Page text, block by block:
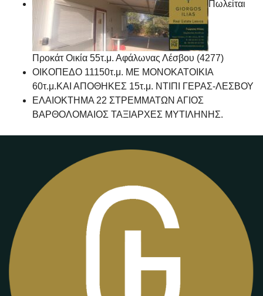
Πωλείται
Προκάτ Οικία 55τ.μ. Αφάλωνας Λέσβου (4277)
ΟΙΚΟΠΕΔΟ 11150τ.μ. ΜΕ ΜΟΝΟΚΑΤΟΙΚΙΑ
60τ.μ.ΚΑΙ ΑΠΟΘΗΚΕΣ 15τ.μ. ΝΤΙΠΙ ΓΕΡΑΣ-ΛΕΣΒΟΥ
ΕΛΑΙΟΚΤΗΜΑ 22 ΣΤΡΕΜΜΑΤΩΝ ΑΓΙΟΣ
ΒΑΡΘΟΛΟΜΑΙΟΣ ΤΑΞΙΑΡΧΕΣ ΜΥΤΙΛΗΝΗΣ.